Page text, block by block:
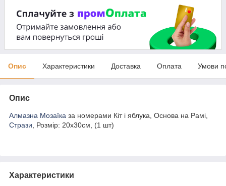
Опис Характеристики Доставка Оплата Умови
Опис
Алмазна Мозаїка за номерами Кіт і яблука, Основа на Рамі,
Стрази, Розмір: 20х30см, (1 шт)
Характеристики